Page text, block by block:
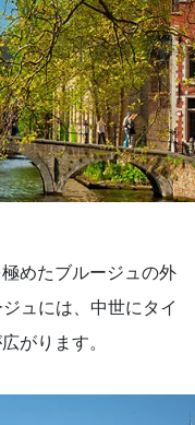
めたブルージュの外
ュには、中世にタイ
がります。